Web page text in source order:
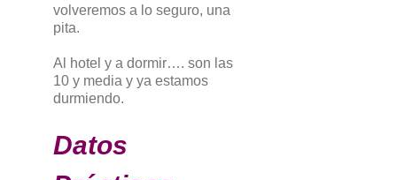
volveremos a lo seguro, una
pita.
Al hotel y a dormir…. son las
10 y media y ya estamos
durmiendo.
Datos